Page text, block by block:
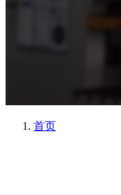
首页